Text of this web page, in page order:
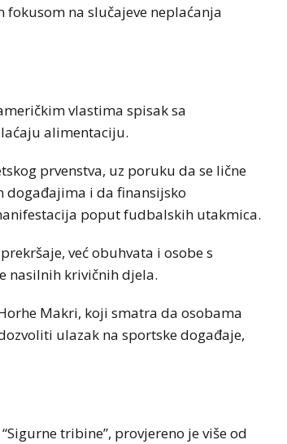
na slučajeve neplaćanja
vlastima spisak sa
alimentaciju.
prvenstva, uz poruku da se lične
događajima i da finansijsko
poput fudbalskih utakmica.
već obuhvata i osobe s
nasilnih krivičnih djela.
Makri, koji smatra da osobama
ulazak na sportske događaje,
tribine”, provjereno je više od